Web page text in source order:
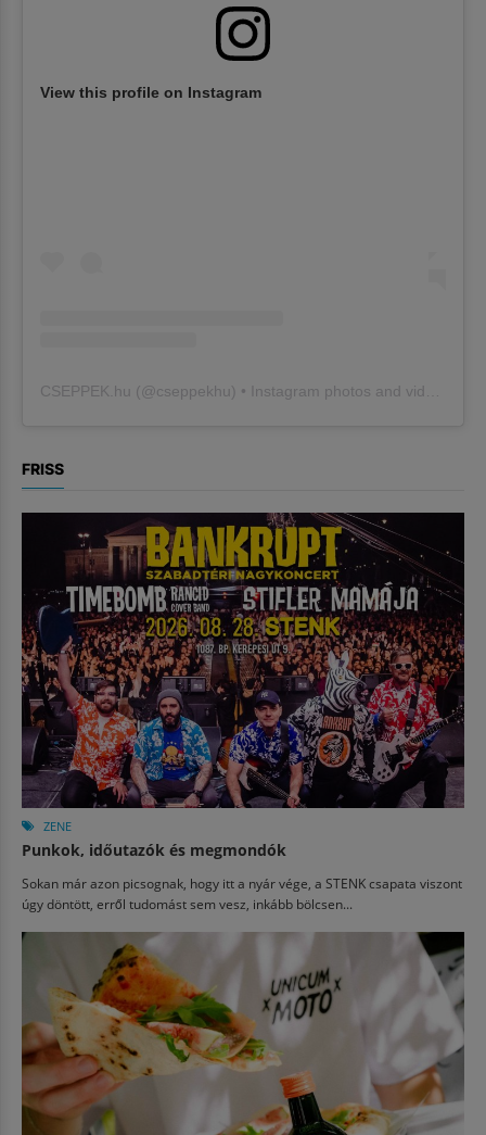
View this profile on Instagram
CSEPPEK.hu (@cseppekhu ) • Instagram photos and videos
FRISS
ZENE
Punkok, időutazók és megmondók
Sokan már azon picsognak, hogy itt a nyár vége, a STENK csapata viszont
úgy döntött, erről tudomást sem vesz, inkább bölcsen...